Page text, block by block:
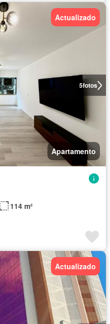
5fotos
Actualizado
Apartamento
114 m²
Actualizado